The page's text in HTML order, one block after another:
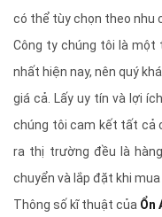
có thể tùy chọn theo nhu
Công ty chúng tôi là một
nhất hiện nay, nên quý
giá cả. Lấy uy tín và lợi
chúng tôi cam kết tất cả
ra thị trường đều là
chuyển và lắp đặt khi mua
Thông số kĩ thuật của Ổn